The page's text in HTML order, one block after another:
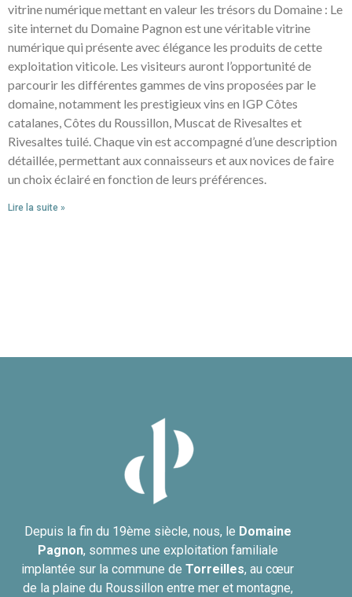
vitrine numérique mettant en valeur les trésors du Domaine : Le
site internet du Domaine Pagnon est une véritable vitrine
numérique qui présente avec élégance les produits de cette
exploitation viticole. Les visiteurs auront l’opportunité de
parcourir les différentes gammes de vins proposées par le
domaine, notamment les prestigieux vins en IGP Côtes
catalanes, Côtes du Roussillon, Muscat de Rivesaltes et
Rivesaltes tuilé. Chaque vin est accompagné d’une description
détaillée, permettant aux connaisseurs et aux novices de faire
un choix éclairé en fonction de leurs préférences.
Lire la suite »
Depuis la fin du 19ème siècle, nous, le Domaine
Pagnon, sommes une exploitation familiale
implantée sur la commune de Torreilles, au cœur
de la plaine du Roussillon entre mer et montagne,